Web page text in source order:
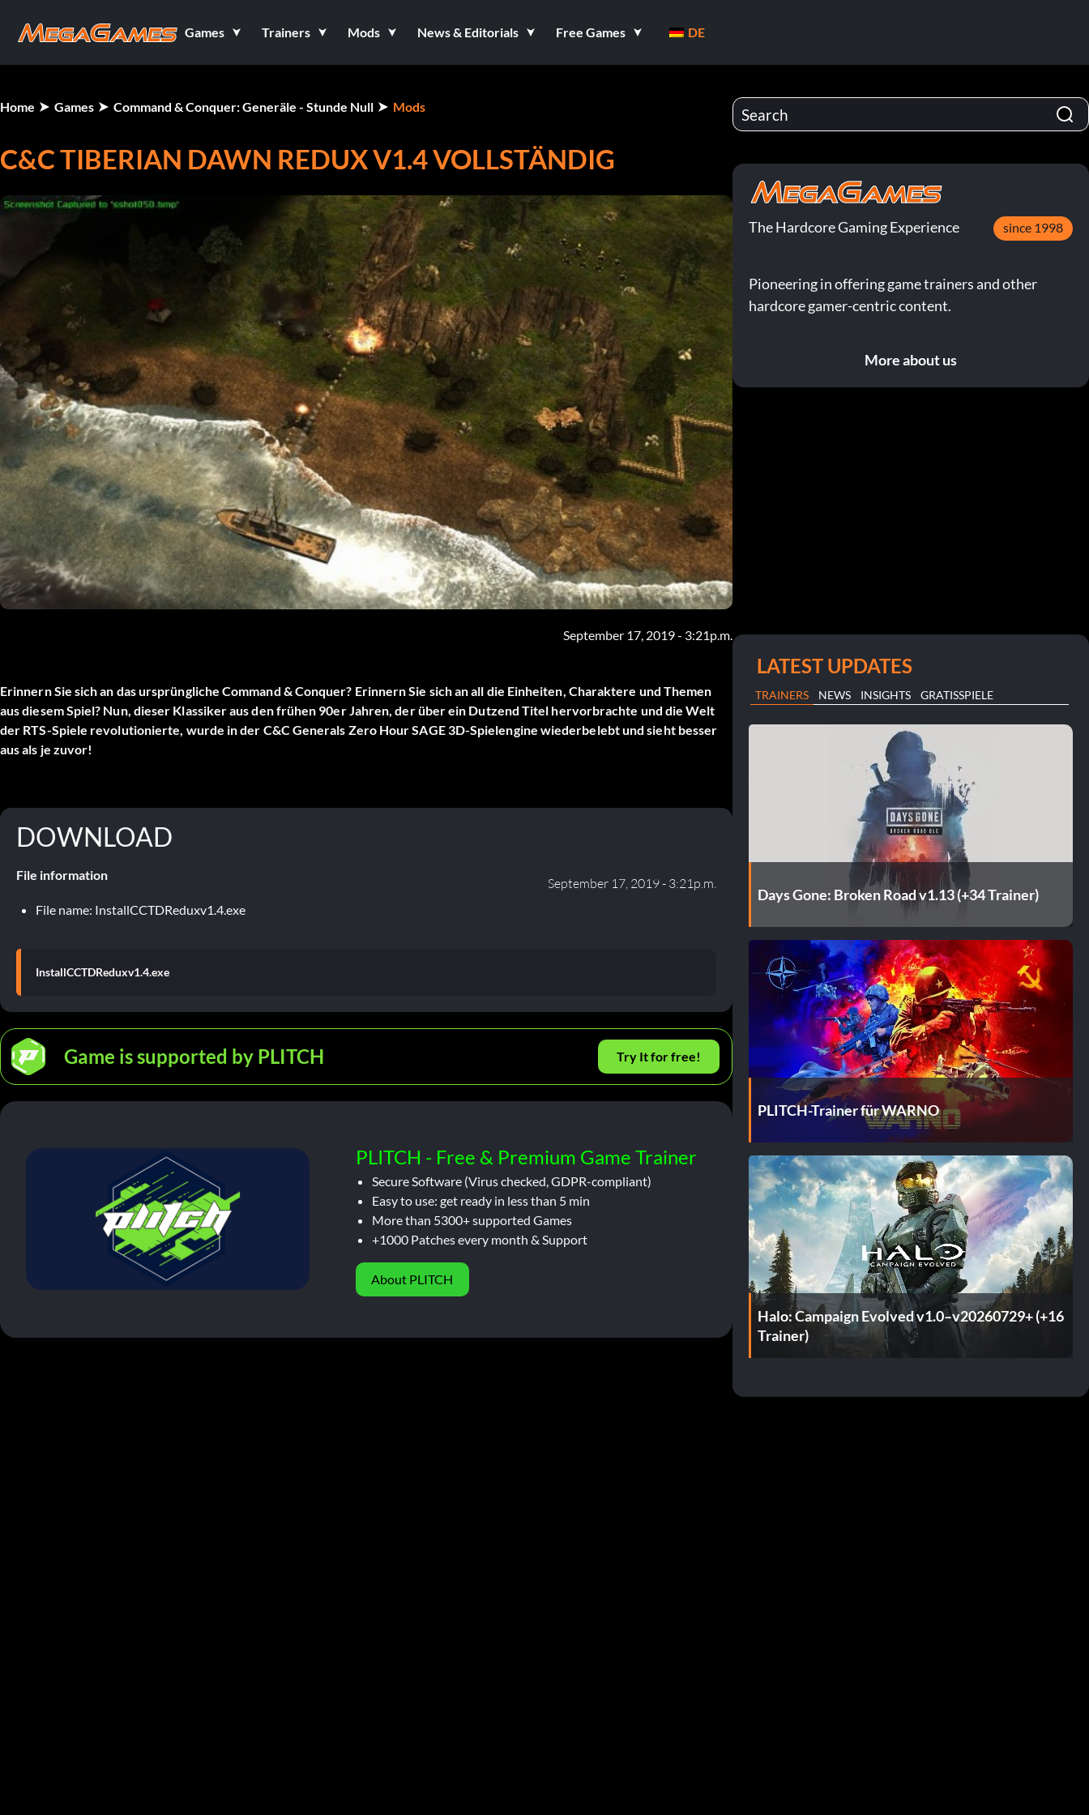
Games Trainers Mods News & Editorials Free Games DE
Home Games Command & Conquer: Generäle - Stunde Null Mods
C&C TIBERIAN DAWN REDUX V1.4 VOLLSTÄNDIG
September 17, 2019 - 3:21p.m.
Erinnern Sie sich an das ursprüngliche Command & Conquer? Erinnern Sie sich an all die Einheiten, Charaktere und Themen
aus diesem Spiel? Nun, dieser Klassiker aus den frühen 90er Jahren, der über ein Dutzend Titel hervorbrachte und die Welt
der RTS-Spiele revolutionierte, wurde in der C&C Generals Zero Hour SAGE 3D-Spielengine wiederbelebt und sieht besser
aus als je zuvor!
DOWNLOAD
File information
September 17, 2019 - 3:21p.m.
File name: InstallCCTDReduxv1.4.exe
InstallCCTDReduxv1.4.exe
Game is supported by PLITCH Try It for free!
PLITCH - Free & Premium Game Trainer
Secure Software (Virus checked, GDPR-compliant)
Easy to use: get ready in less than 5 min
More than 5300+ supported Games
+1000 Patches every month & Support
About PLITCH
The Hardcore Gaming Experience since 1998
Pioneering in offering game trainers and other
hardcore gamer-centric content.
More about us
LATEST UPDATES
TRAINERS NEWS INSIGHTS GRATISSPIELE
Days Gone: Broken Road v1.13 (+34 Trainer)
PLITCH-Trainer für WARNO
Halo: Campaign Evolved v1.0–v20260729+ (+16
Trainer)